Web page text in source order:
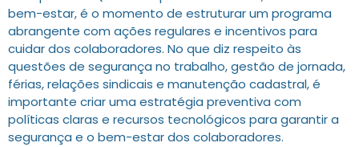
bem-estar, é o momento de estruturar um programa
abrangente com ações regulares e incentivos para
cuidar dos colaboradores. No que diz respeito às
questões de segurança no trabalho, gestão de jornada,
férias, relações sindicais e manutenção cadastral, é
importante criar uma estratégia preventiva com
políticas claras e recursos tecnológicos para garantir a
segurança e o bem-estar dos colaboradores.